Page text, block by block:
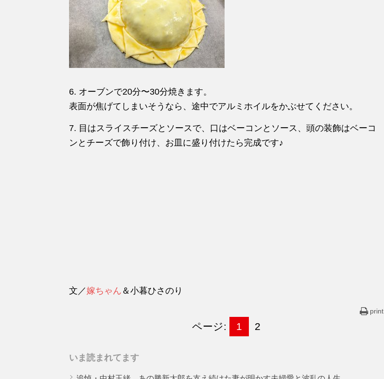
6. オーブンで20分〜30分焼きます。
表面が焦げてしまいそうなら、途中でアルミホイルをかぶせてください。
7. 目はスライスチーズとソースで、口はベーコンとソース、頭の装飾はベーコ
ンとチーズで飾り付け、お皿に盛り付けたら完成です♪
文／嫁ちゃん ＆小暮ひさのり
print
ページ: 1 2
いま読まれてます